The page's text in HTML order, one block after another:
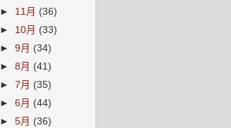
► 11月 (36)
► 10月 (33)
►9月 (34)
►8月 (41)
►7月 (35)
►6月 (44)
►5月 (36)